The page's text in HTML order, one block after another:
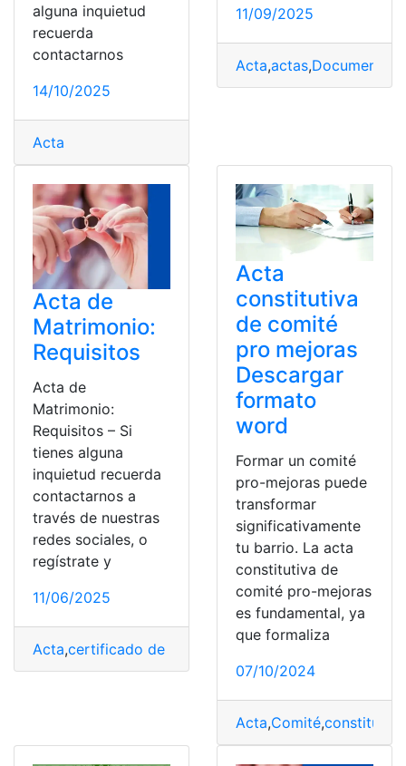
alguna inquietud
recuerda
contactarnos
14/10/2025
Acta
11/09/2025
Acta,actas,Documentos
Acta de
Matrimonio:
Requisitos
Acta de
Matrimonio:
Requisitos – Si
tienes alguna
inquietud recuerda
contactarnos a
través de nuestras
redes sociales, o
regístrate y
11/06/2025
Acta,certificado de identidad certificado de
Acta
constitutiva
de comité
pro mejoras
Descargar
formato
word
Formar un comité
pro-mejoras puede
transformar
significativamente
tu barrio. La acta
constitutiva de
comité pro-mejoras
es fundamental, ya
que formaliza
07/10/2024
Acta,Comité,constitutiva